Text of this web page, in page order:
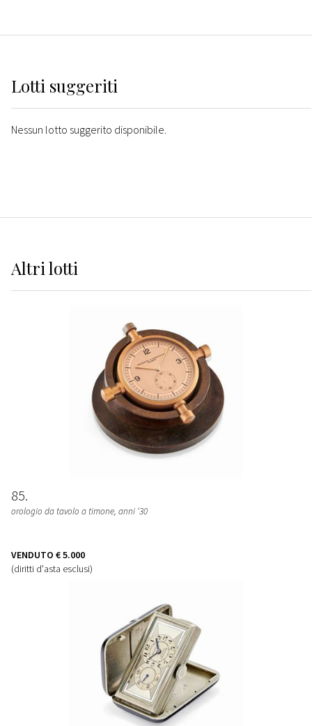
Lotti suggeriti
Nessun lotto suggerito disponibile.
Altrilotti
85
orologio da tavolo a timone, anni ‘30
VENDUTO € 5.000
(diritti d'asta esclusi)